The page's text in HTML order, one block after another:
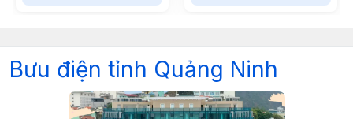
Bưu điện tỉnh Quảng Ninh